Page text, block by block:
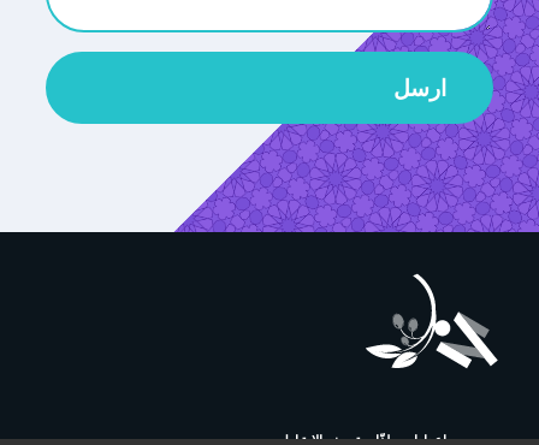
ارسل
إعدادات ملفّات تعريف الارتباط